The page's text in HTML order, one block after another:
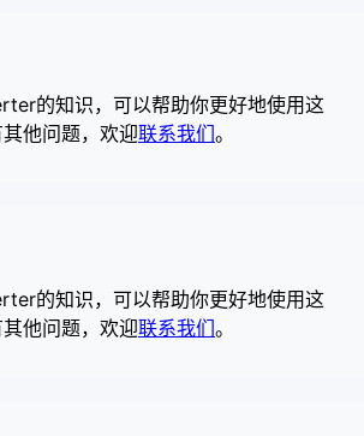
的知识，可以帮助你更好地使用这
他问题，欢迎联系我们。
的知识，可以帮助你更好地使用这
他问题，欢迎联系我们。